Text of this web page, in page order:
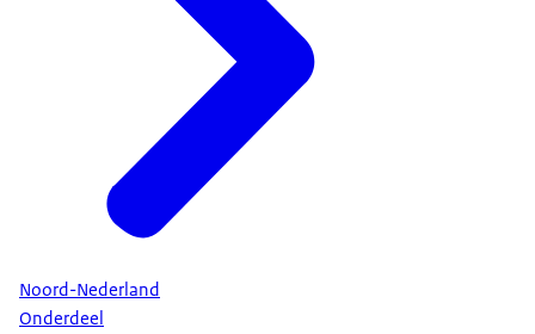
Noord-Nederland
Onderdeel